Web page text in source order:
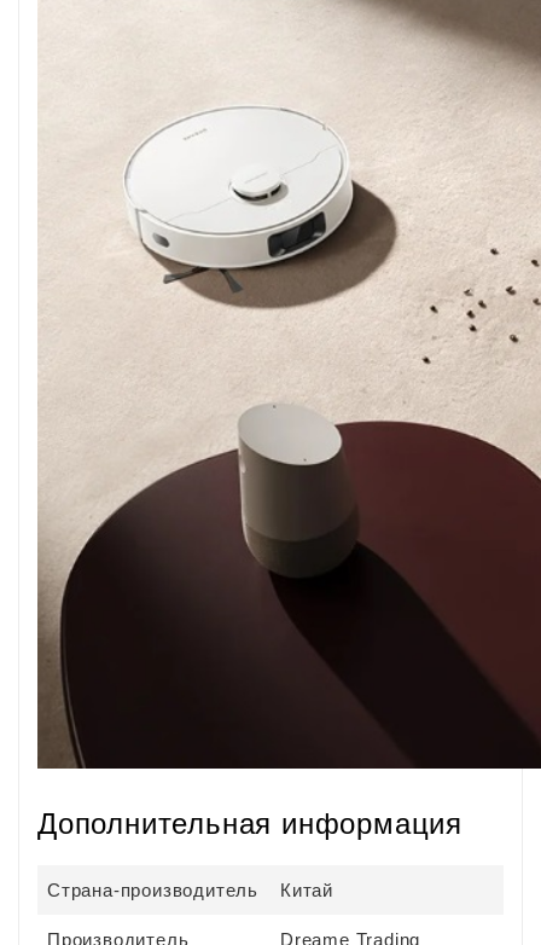
Дополнительная информация
Страна-производитель Китай
Производитель Dreame Trading